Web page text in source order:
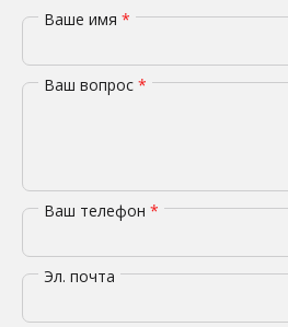
Ваше имя *
Ваш вопрос *
Ваш телефон *
Эл. почта